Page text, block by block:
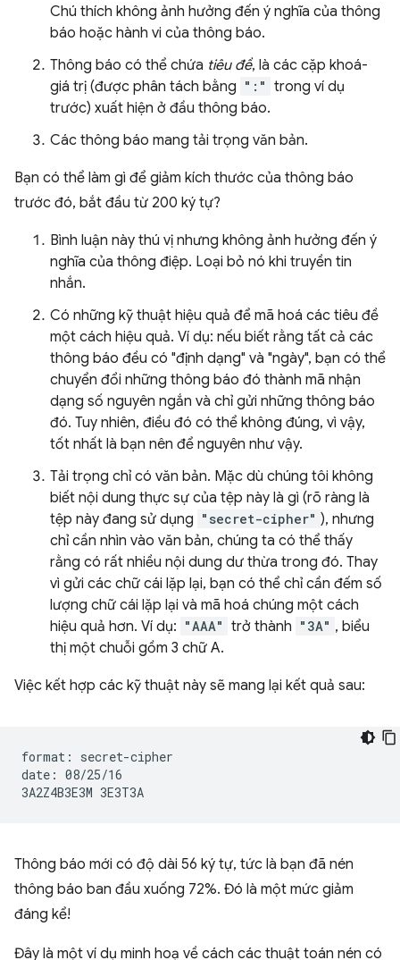
Chú thích không ảnh hưởng đến ý nghĩa của thông
báo hoặc hành vi của thông báo.
Thông báo có thể chứa tiêu đề, là các cặp khoá-
giá trị (được phân tách bằng ":" trong ví dụ
trước) xuất hiện ở đầu thông báo.
Các thông báo mang tải trọng văn bản.
Bạn có thể làm gì để giảm kích thước của thông báo
trước đó, bắt đầu từ 200 ký tự?
Bình luận này thú vị nhưng không ảnh hưởng đến ý
nghĩa của thông điệp. Loại bỏ nó khi truyền tin
nhắn.
Có những kỹ thuật hiệu quả để mã hoá các tiêu đề
một cách hiệu quả. Ví dụ: nếu biết rằng tất cả các
thông báo đều có "định dạng" và "ngày", bạn có thể
chuyển đổi những thông báo đó thành mã nhận
dạng số nguyên ngắn và chỉ gửi những thông báo
đó. Tuy nhiên, điều đó có thể không đúng, vì vậy,
tốt nhất là bạn nên để nguyên như vậy.
Tải trọng chỉ có văn bản. Mặc dù chúng tôi không
biết nội dung thực sự của tệp này là gì (rõ ràng là
tệp này đang sử dụng "secret-cipher" ), nhưng
chỉ cần nhìn vào văn bản, chúng ta có thể thấy
rằng có rất nhiều nội dung dư thừa trong đó. Thay
vì gửi các chữ cái lặp lại, bạn có thể chỉ cần đếm số
lượng chữ cái lặp lại và mã hoá chúng một cách
hiệu quả hơn. Ví dụ: "AAA" trở thành "3A" , biểu
thị một chuỗi gồm 3 chữ A.
Việc kết hợp các kỹ thuật này sẽ mang lại kết quả sau:
format: secret-cipher
date: 08/25/16
Thông báo mới có độ dài 56 ký tự, tức là bạn đã nén
thông báo ban đầu xuống 72%. Đó là một mức giảm
đáng kể!
Đây là một ví dụ minh hoạ về cách các thuật toán nén có